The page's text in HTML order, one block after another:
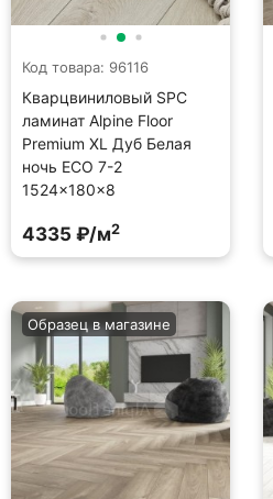
Код товара: 96116
Кварцвиниловый SPC
ламинат Alpine Floor
Premium XL Дуб Белая
ночь ECO 7-2
1524×180×8
4335 ₽/м2
Образец в магазине